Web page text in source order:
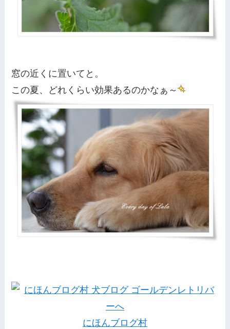
窓の近くに置いてと。
この夏、どれくらい効果あるのかなぁ～
にほんブログ村